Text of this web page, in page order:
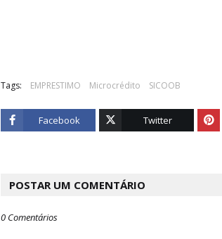
Tags: EMPRESTIMO Microcrédito SICOOB
Facebook Twitter
POSTAR UM COMENTÁRIO
0 Comentários